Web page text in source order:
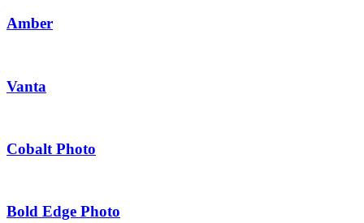
Amber
Vanta
Cobalt Photo
Bold Edge Photo